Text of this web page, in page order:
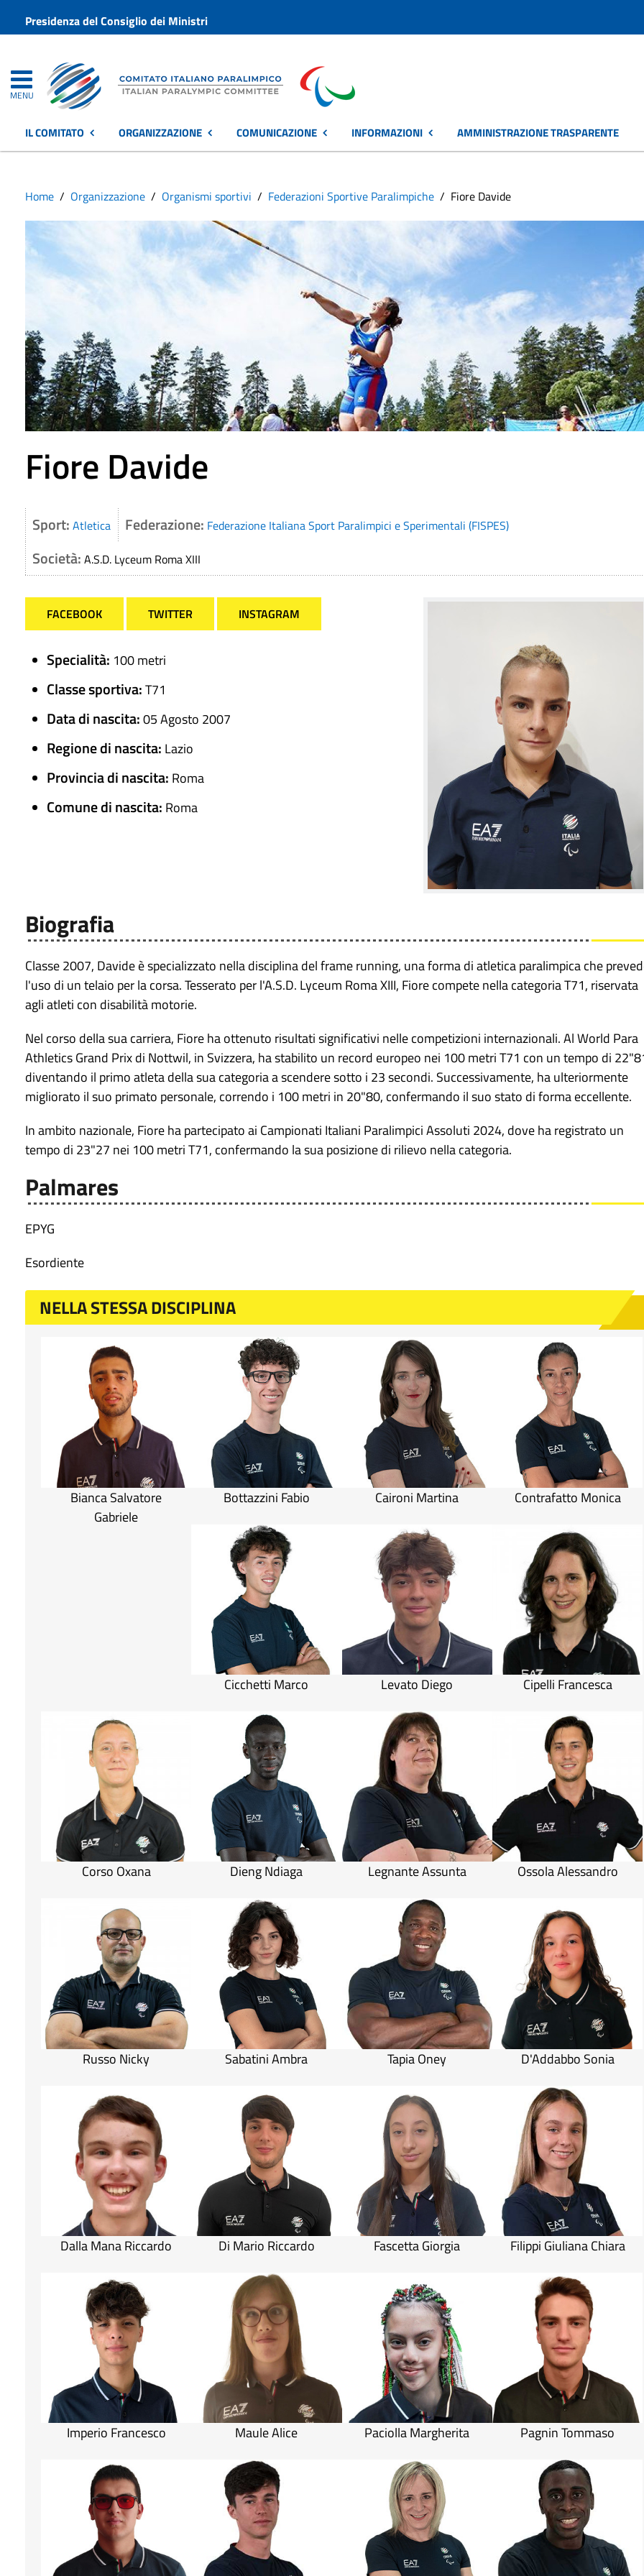
Presidenza del Consiglio dei Ministri
MENU
IL COMITATO ORGANIZZAZIONE COMUNICAZIONE INFORMAZIONI AMMINISTRAZIONE TRASPARENTE
Home Organizzazione Organismi sportivi Federazioni Sportive Paralimpiche Fiore Davide
Fiore Davide
Sport: Atletica Federazione: Federazione Italiana Sport Paralimpici e Sperimentali (FISPES)
Società: A.S.D. Lyceum Roma XIII
FACEBOOK TWITTER INSTAGRAM
Specialità: 100 metri
Classe sportiva:T71
Data di nascita:05 Agosto 2007
Regione di nascita: Lazio
Provincia di nascita: Roma
Comune di nascita: Roma
Biografia
Classe 2007, Davide è specializzato nella disciplina del frame running, una forma di atletica paralimpica che
l'uso di un telaio per la corsa. Tesserato per l'A.S.D. Lyceum Roma XIII, Fiore compete nella categoria T71, riservata
agli atleti con disabilità motorie.
Nel corso della sua carriera, Fiore ha ottenuto risultati significativi nelle competizioni internazionali. Al World Para
Athletics Grand Prix di Nottwil, in Svizzera, ha stabilito un record europeo nei 100 metri T71 con un tempo di
diventando il primo atleta della sua categoria a scendere sotto i 23 secondi. Successivamente, ha ulteriormente
migliorato il suo primato personale, correndo i 100 metri in 20"80, confermando il suo stato di forma eccellente.
In ambito nazionale, Fiore ha partecipato ai Campionati Italiani Paralimpici Assoluti 2024, dove ha registrato un
tempo di 23"27 nei 100 metri T71, confermando la sua posizione di rilievo nella categoria.
Palmares
EPYG
Esordiente
NELLA STESSA DISCIPLINA
Bianca Salvatore
Gabriele
Bottazzini Fabio Caironi Martina Contrafatto Monica
Cicchetti Marco Levato Diego Cipelli Francesca
Corso Oxana Dieng Ndiaga Legnante Assunta Ossola Alessandro
Russo Nicky Sabatini Ambra Tapia Oney D'Addabbo Sonia
Dalla Mana Riccardo Di Mario Riccardo Fascetta Giorgia Filippi Giuliana Chiara
Imperio Francesco Maule Alice Paciolla Margherita Pagnin Tommaso